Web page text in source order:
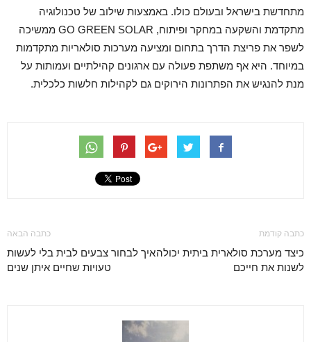
מתחדשת בישראל ובעולם כולו. באמצעות שילוב של טכנולוגיה
מתקדמת והשקעה במחקר ופיתוח, GO GREEN SOLAR ממשיכה
לשפר את פריצת הדרך בתחום ומציעה מערכות סולאריות מתקדמות
במיוחד. היא אף משתפת פעולה עם ארגונים קהילתיים ועמותות על
מנת להנגיש את הפתרונות הירוקים גם לקהילות חלשות כלכלית.
כתבה קודמת
כיצד מערכת סולארית ביתית יכולה
לשנות את חייכם
כתבה הבאה
איך לבחור צבעים לבית בלי לעשות
טעויות שחיים איתן שנים